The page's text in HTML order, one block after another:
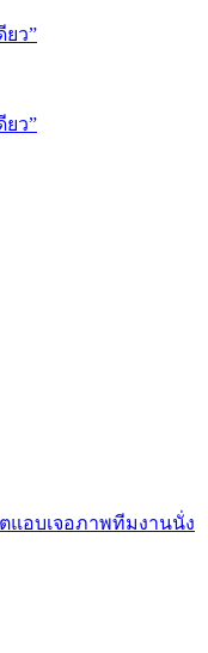
ยว”
ยว”
แอบเจอภาพทีมงานนั่ง